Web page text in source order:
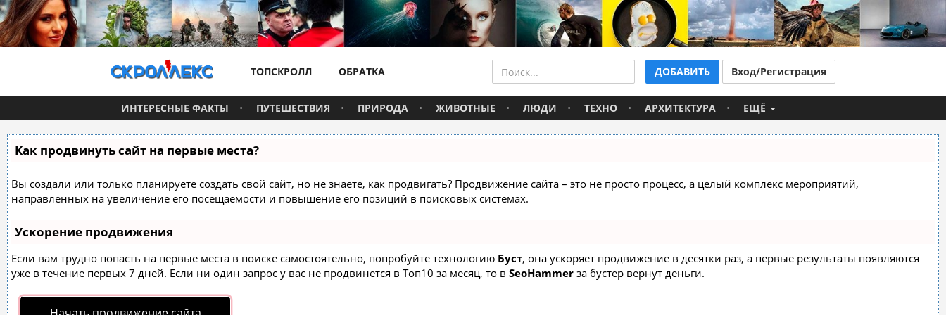
ДОБАВИТЬ Вход/Регистрация
ТОПСКРОЛЛ ОБРАТКА
ИНТЕРЕСНЫЕ ФАКТЫ ПУТЕШЕСТВИЯ ПРИРОДА ЖИВОТНЫЕ ЛЮДИ ТЕХНО АРХИТЕКТУРА ЕЩЁ
Как продвинуть сайт на первые места?
Вы создали или только планируете создать свой сайт, но не знаете, как продвигать? Продвижение сайта – это не просто процесс, а целый комплекс мероприятий,
направленных на увеличение его посещаемости и повышение его позиций в поисковых системах.
Ускорение продвижения
Если вам трудно попасть на первые места в поиске самостоятельно, попробуйте технологию Буст, она ускоряет продвижение в десятки раз, а первые результаты появляются
уже в течение первых 7 дней. Если ни один запрос у вас не продвинется в Топ10 за месяц, то в SeoHammer за бустер вернут деньги.